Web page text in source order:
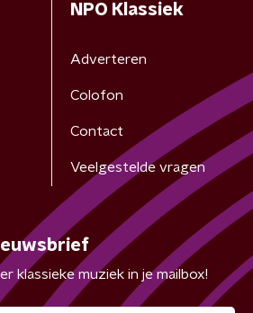
NPO Klassiek
Adverteren
Colofon
Contact
Veelgestelde vragen
klassieke muziek in je mailbox!